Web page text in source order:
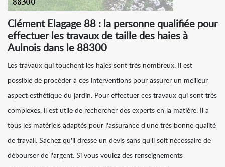
Clément Elagage 88 : la personne qualifiée pour
effectuer les travaux de taille des haies à
Aulnois dans le 88300
Les travaux qui touchent les haies sont très nombreux. Il est
possible de procéder à ces interventions pour assurer un meilleur
aspect esthétique du jardin. Pour effectuer ces travaux qui sont très
complexes, il est utile de rechercher des experts en la matière. Il a
tous les matériels adaptés pour l'assurance d'une très bonne qualité
de travail. Sachez qu'il dresse un devis sans qu'il soit nécessaire de
débourser de l'argent. Si vous voulez des renseignements